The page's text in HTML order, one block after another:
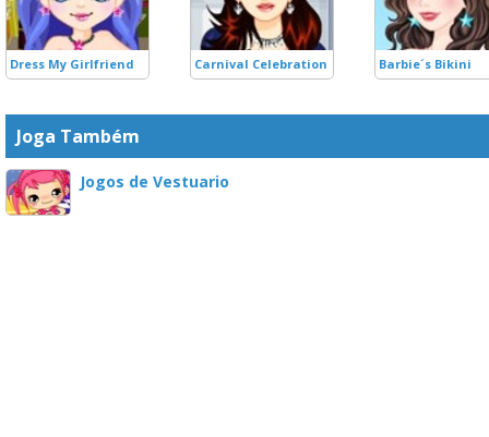
Dress My Girlfriend Carnival Celebration Barbie´s Bikini
Joga Também
Jogos de Vestuario